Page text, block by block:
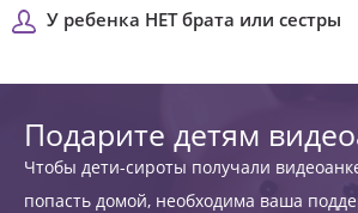
У ребенка НЕТ брата или сестры
Подарите детям
Чтобы дети-сироты получали
попасть домой, необходима ваша